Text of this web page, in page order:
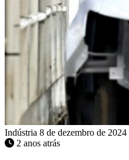
Indústria 8 de dezembro de 2024
2 anos atrás